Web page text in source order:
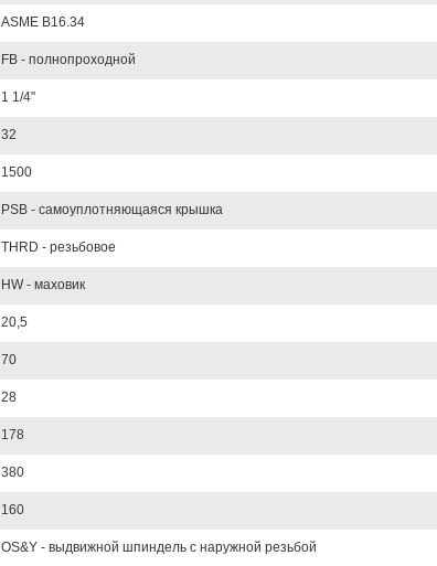
ASME B16.34
FB - полнопроходной
1 1/4"
32
1500
PSB - самоуплотняющаяся крышка
THRD - резьбовое
HW - маховик
20,5
70
28
178
380
160
OS&Y - выдвижной шпиндель с наружной резьбой